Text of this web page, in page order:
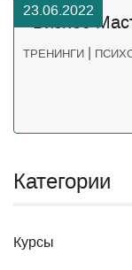
Категории
Курсы
23.06.2022
«Бизнес
ТРЕНИНГИ |